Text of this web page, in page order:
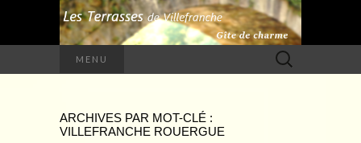
MENU Rechercher :
ARCHIVES PAR MOT-CLÉ :
VILLEFRANCHE ROUERGUE